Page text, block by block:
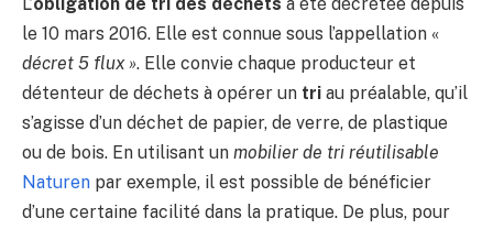
le 10 mars 2016. Elle est connue sous l’appellation «
décret 5 flux ». Elle convie chaque producteur et
détenteur de déchets à opérer un tri au préalable, qu’il
s’agisse d’un déchet de papier, de verre, de plastique
ou de bois. En utilisant un mobilier de tri réutilisable
Naturen par exemple, il est possible de bénéficier
d’une certaine facilité dans la pratique. De plus, pour